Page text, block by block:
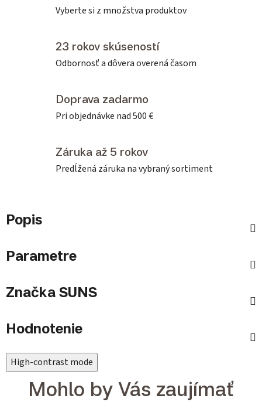
Vyberte si z množstva produktov
23 rokov skúseností
Odbornosť a dôvera overená časom
Doprava zadarmo
Pri objednávke nad 500 €
Záruka až 5 rokov
Predĺžená záruka na vybraný sortiment
Popis
Parametre
Značka SUNS
Hodnotenie
High-contrast mode
Mohlo by Vás zaujímať